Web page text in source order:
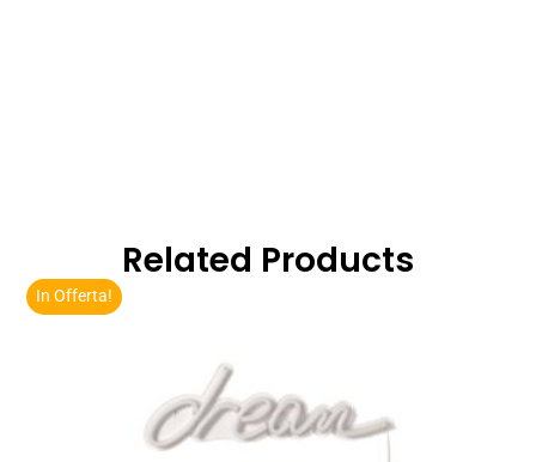
Related Products
In Offerta!